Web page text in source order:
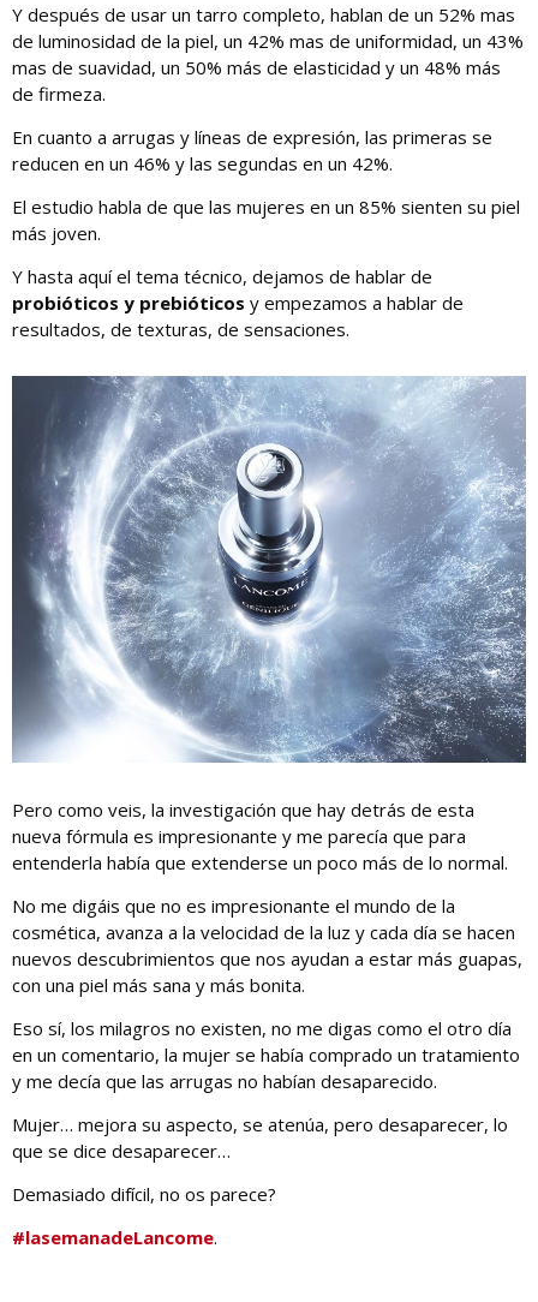
Y después de usar un tarro completo, hablan de un 52% mas
de luminosidad de la piel, un 42% mas de uniformidad, un 43%
mas de suavidad, un 50% más de elasticidad y un 48% más
de firmeza.
En cuanto a arrugas y líneas de expresión, las primeras se
reducen en un 46% y las segundas en un 42%.
El estudio habla de que las mujeres en un 85% sienten su piel
más joven.
Y hasta aquí el tema técnico, dejamos de hablar de
probióticos y prebióticos y empezamos a hablar de
resultados, de texturas, de sensaciones.
Pero como veis, la investigación que hay detrás de esta
nueva fórmula es impresionante y me parecía que para
entenderla había que extenderse un poco más de lo normal.
No me digáis que no es impresionante el mundo de la
cosmética, avanza a la velocidad de la luz y cada día se hacen
nuevos descubrimientos que nos ayudan a estar más guapas,
con una piel más sana y más bonita.
Eso sí, los milagros no existen, no me digas como el otro día
en un comentario, la mujer se había comprado un tratamiento
y me decía que las arrugas no habían desaparecido.
Mujer… mejora su aspecto, se atenúa, pero desaparecer, lo
que se dice desaparecer…
Demasiado difícil, no os parece?
#lasemanadeLancome.